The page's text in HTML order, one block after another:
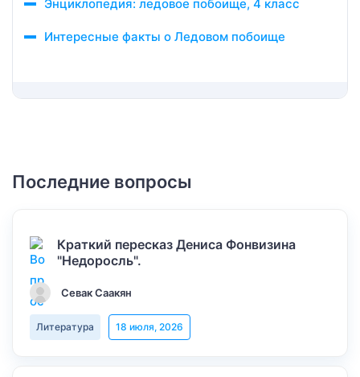
Энциклопедия: ледовое побоище, 4 класс
Интересные факты о Ледовом побоище
Последние вопросы
Краткий пересказ Дениса Фонвизина
"Недоросль".
Севак Саакян
Литература 18 июля, 2026